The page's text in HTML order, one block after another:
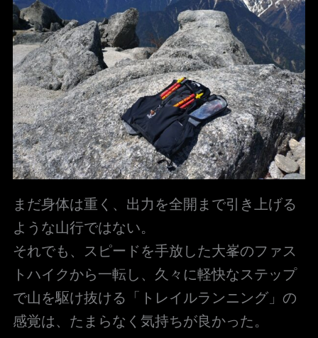
まだ身体は重く、出力を全開まで引き上げる
ような山行ではない。
それでも、スピードを手放した大峯のファス
トハイクから一転し、久々に軽快なステップ
で山を駆け抜ける「トレイルランニング」の
感覚は、たまらなく気持ちが良かった。